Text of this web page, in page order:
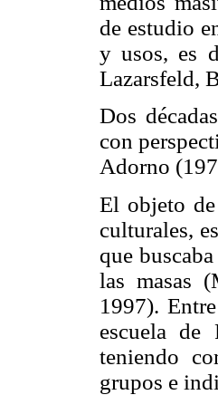
de estudio
y usos, es
Lazarsfeld,
Dos
con
Adorno
El objeto
culturales,
que
las masas
1997).
escuela
teniendo
grupos e